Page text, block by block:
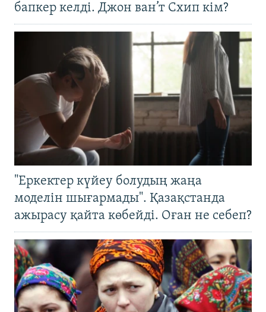
бапкер келді. Джон ван’т Схип кім?
"Еркектер күйеу болудың жаңа
моделін шығармады". Қазақстанда
ажырасу қайта көбейді. Оған не себеп?